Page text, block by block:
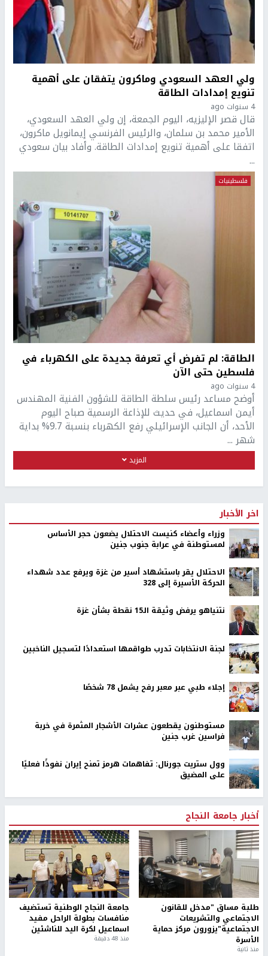
ولي العهد السعودي وماكرون يتفقان على أهمية
تنويع إمدادات الطاقة
4 سنوات ago
قال قصر الإليزيه، اليوم الجمعة، إن ولي العهد السعودي،
الأمير محمد بن سلمان، والرئيس الفرنسي إيمانويل ماكرون،
اتفقا على أهمية تنويع إمدادات الطاقة. وأفاد بيان سعودي
...
فلسطينيات
الطاقة: لم تفرض أي تعرفة جديدة على الكهرباء في
فلسطين حتى الآن
4 سنوات ago
أوضح مساعد رئيس سلطة الطاقة للشؤون الفنية المهندس
أيمن اسماعيل، في حديث للإذاعة الرسمية صباح اليوم
الأحد، أن الجانب الإسرائيلي رفع الكهرباء بنسبة 9.7% بداية
شهر ...
المزيد
اخر الأخبار
وزراء وأعضاء كنيست الاحتلال يضعون حجر الأساس
لمستوطنة في عرابة جنوب جنين
الاحتلال يقر باستشهاد أسير من غزة ويرفع عدد شهداء
الحركة الأسيرة إلى 328
نتنياهو يرفض وثيقة الـ15 نقطة بشأن غزة
لجنة الانتخابات تدرب طواقمها استعدادًا لتسجيل الناخبين
إجلاء طبي عبر معبر رفح يشمل 78 شخصًا
مستوطنون يقطعون عشرات الأشجار المثمرة في خربة
فراسين غرب جنين
وول ستريت جورنال: تفاهمات هرمز تمنح إيران نفوذًا فعليًا
على المضيق
أخبار جامعة النجاح
طلبة مساق "مدخل للقانون
الاجتماعي والتشريعات
الاجتماعية"يزورون مركز حماية
الأسرة
منذ ثانية
جامعة النجاح الوطنية تستضيف
منافسات بطولة الراحل مفيد
اسماعيل لكرة اليد للناشئين
منذ 48 دقيقة